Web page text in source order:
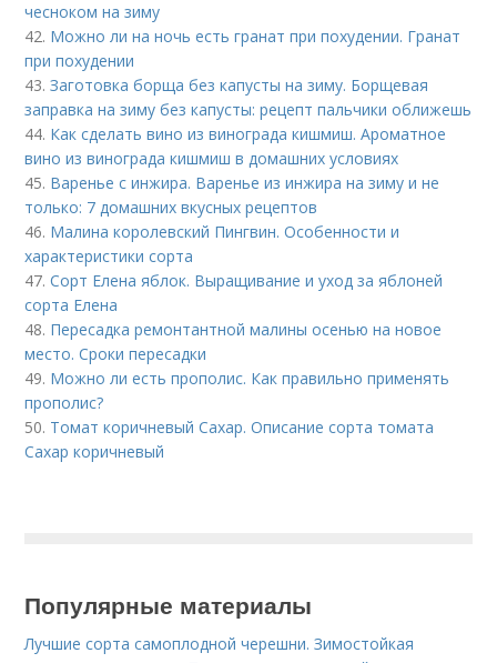
чесноком на зиму
42. Можно ли на ночь есть гранат при похудении. Гранат
при похудении
43.Заготовка борща без капусты на зиму. Борщевая
заправка на зиму без капусты: рецепт пальчики оближешь
44. Как сделать вино из винограда кишмиш. Ароматное
вино из винограда кишмиш в домашних условиях
45. Варенье с инжира. Варенье из инжира на зиму и не
только: 7 домашних вкусных рецептов
46. Малина королевский Пингвин. Особенности и
характеристики сорта
47.Сорт Елена яблок. Выращивание и уход за яблоней
сорта Елена
48. Пересадка ремонтантной малины осенью на новое
место. Сроки пересадки
49. Можно ли есть прополис. Как правильно применять
прополис?
50. Томат коричневый Сахар. Описание сорта томата
Сахар коричневый
Популярные материалы
Лучшие сорта самоплодной черешни. Зимостойкая